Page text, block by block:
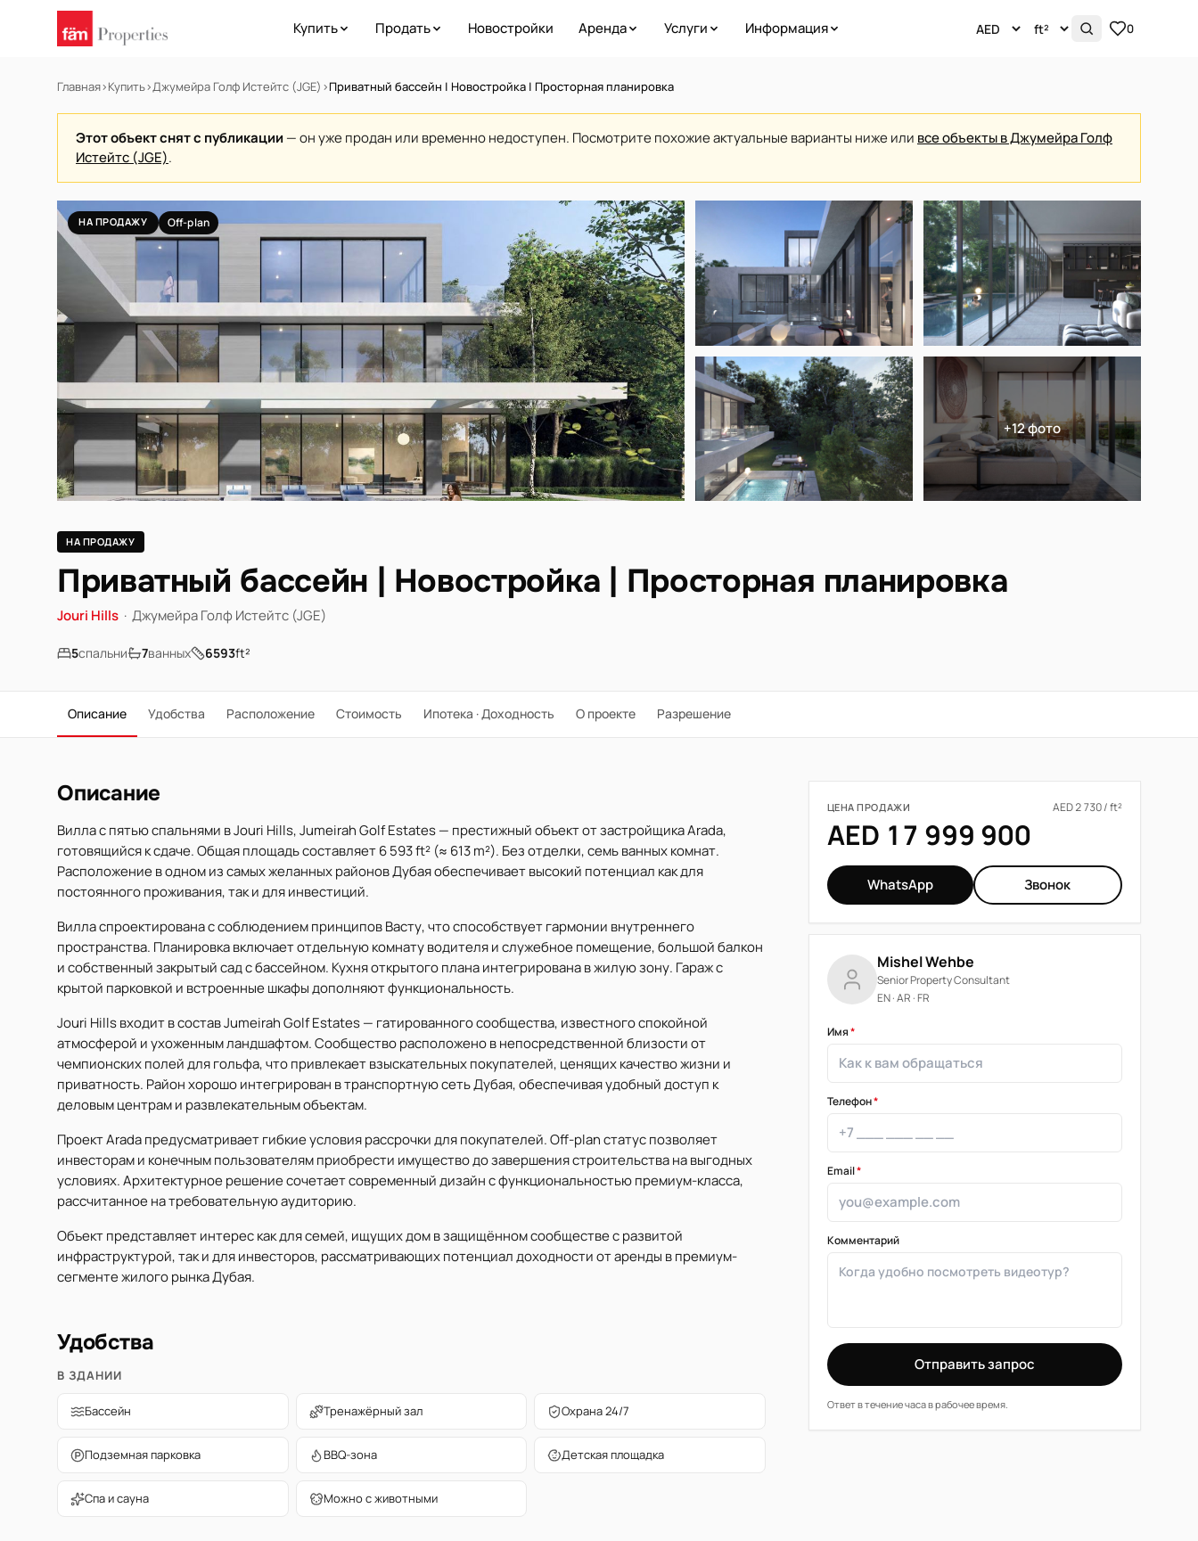
Купить Продать Новостройки Аренда Услуги Информация 0
Главная›Купить›Джумейра Голф Истейтс (JGE) ›Приватный бассейн | Новостройка | Просторная планировка
Этот объект снят с публикации — он уже продан или временно недоступен. Посмотрите похожие актуальные варианты ниже или все объекты в Джумейра Голф
Истейтс (JGE).
НА ПРОДАЖУ Off-plan
+12 фото
НА ПРОДАЖУ
Приватный бассейн | Новостройка | Просторная планировка
Jouri Hills · Джумейра Голф Истейтс (JGE)
5спальни 7ванных 6593ft²
Описание Удобства Расположение Стоимость Ипотека · Доходность О проекте Разрешение
Описание
Вилла с пятью спальнями в Jouri Hills, Jumeirah Golf Estates — престижный объект от застройщика Arada,
готовящийся к сдаче. Общая площадь составляет 6 593 ft² (≈ 613 m²). Без отделки, семь ванных комнат.
Расположение в одном из самых желанных районов Дубая обеспечивает высокий потенциал как для
постоянного проживания, так и для инвестиций.
Вилла спроектирована с соблюдением принципов Васту, что способствует гармонии внутреннего
пространства. Планировка включает отдельную комнату водителя и служебное помещение, большой балкон
и собственный закрытый сад с бассейном. Кухня открытого плана интегрирована в жилую зону. Гараж с
крытой парковкой и встроенные шкафы дополняют функциональность.
Jouri Hills входит в состав Jumeirah Golf Estates — гатированного сообщества, известного спокойной
атмосферой и ухоженным ландшафтом. Сообщество расположено в непосредственной близости от
чемпионских полей для гольфа, что привлекает взыскательных покупателей, ценящих качество жизни и
приватность. Район хорошо интегрирован в транспортную сеть Дубая, обеспечивая удобный доступ к
деловым центрам и развлекательным объектам.
Проект Arada предусматривает гибкие условия рассрочки для покупателей. Off-plan статус позволяет
инвесторам и конечным пользователям приобрести имущество до завершения строительства на выгодных
условиях. Архитектурное решение сочетает современный дизайн с функциональностью премиум-класса,
рассчитанное на требовательную аудиторию.
Объект представляет интерес как для семей, ищущих дом в защищённом сообществе с развитой
инфраструктурой, так и для инвесторов, рассматривающих потенциал доходности от аренды в премиум-
сегменте жилого рынка Дубая.
Удобства
В ЗДАНИИ
Бассейн Тренажёрный зал Охрана 24/7
Подземная парковка BBQ-зона Детская площадка
Спа и сауна Можно с животными
ЦЕНА ПРОДАЖИ AED 2 730 / ft²
AED 17 999 900
WhatsApp Звонок
Mishel Wehbe
Senior Property Consultant
EN · AR · FR
Имя*
Телефон*
Email*
Комментарий
Отправить запрос
Ответ в течение часа в рабочее время.